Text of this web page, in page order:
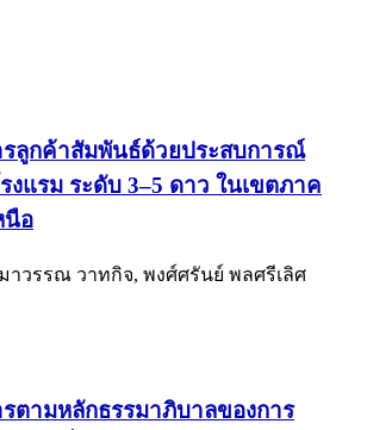
ลูกค้าสัมพันธ์ด้วยประสบการณ์
งแรม ระดับ 3–5 ดาว ในเขตภาค
นือ
าวรรณ วาทกิจ, พงศ์ศรันย์ พลศรีเลิศ
ตามหลักธรรมาภิบาลของการ